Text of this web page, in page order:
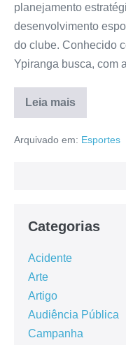
planejamento
desenvolvimento
do clube. Conhecido
Ypiranga busca, com
Leia mais
Arquivado em: Esportes
Categorias
Acidente
Arte
Artigo
Audiência Pública
Campanha